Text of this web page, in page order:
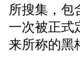
所搜集，包
一次被正式
来所称的黑